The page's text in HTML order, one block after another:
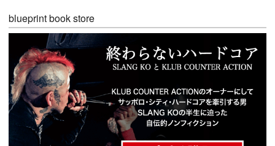
blueprint book store